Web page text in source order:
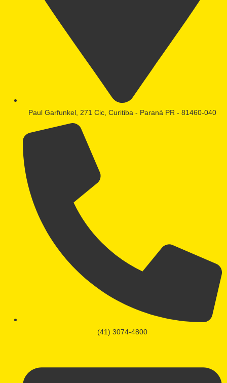
Paul Garfunkel, 271 Cic, Curitiba - Paraná PR - 81460-040
(41) 3074-4800